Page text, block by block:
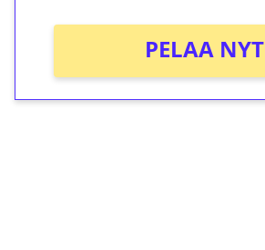
PELAA NYT